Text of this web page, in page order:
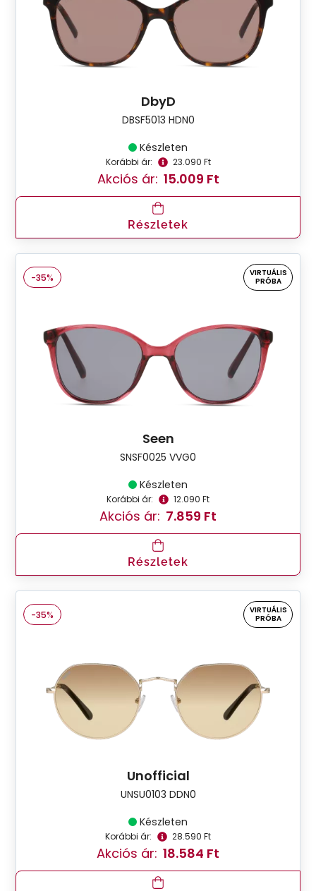
DbyD
DBSF5013 HDN0
Készleten
Korábbi ár: 23.090 Ft
Akciós ár: 15.009 Ft
Részletek
-35%
VIRTUÁLIS
PRÓBA
Seen
SNSF0025 VVG0
Készleten
Korábbi ár: 12.090 Ft
Akciós ár: 7.859 Ft
Részletek
-35%
VIRTUÁLIS
PRÓBA
Unofficial
UNSU0103 DDN0
Készleten
Korábbi ár: 28.590 Ft
Akciós ár: 18.584 Ft